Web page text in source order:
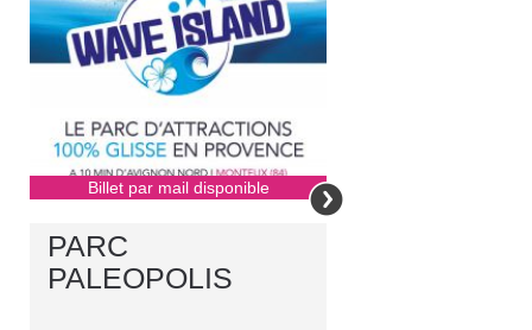
Billet par mail disponible
PARC
PALEOPOLIS